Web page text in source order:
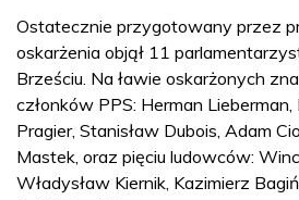
Ostatecznie przygotowany przez
oskarżenia objął 11
Brześciu. Na ławie oskarżonych
członków PPS: Herman
Pragier, Stanisław Dubois, Adam
Mastek, oraz pięciu ludowców:
Władysław Kiernik, Kazimierz